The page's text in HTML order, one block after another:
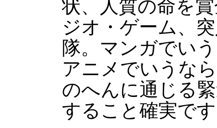
状、人質の命を
ジオ・ゲーム、
隊。マンガでい
アニメでいうな
のへんに通じる
すること確実で